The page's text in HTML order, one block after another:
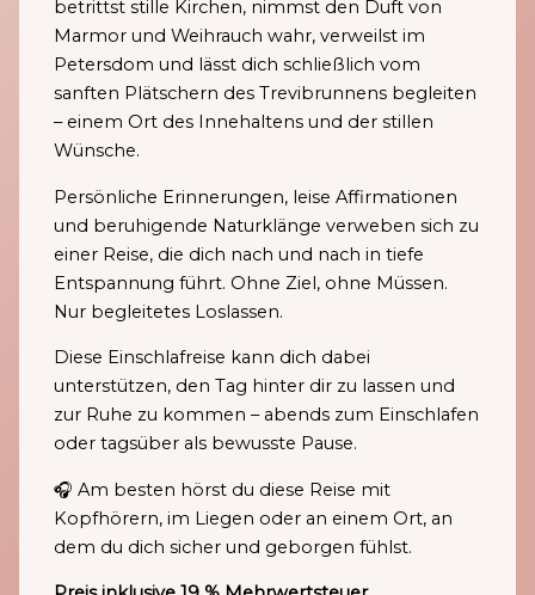
betrittst stille Kirchen, nimmst den Duft von
Marmor und Weihrauch wahr, verweilst im
Petersdom und lässt dich schließlich vom
sanften Plätschern des Trevibrunnens begleiten
– einem Ort des Innehaltens und der stillen
Wünsche.
Persönliche Erinnerungen, leise Affirmationen
und beruhigende Naturklänge verweben sich zu
einer Reise, die dich nach und nach in tiefe
Entspannung führt. Ohne Ziel, ohne Müssen.
Nur begleitetes Loslassen.
Diese Einschlafreise kann dich dabei
unterstützen, den Tag hinter dir zu lassen und
zur Ruhe zu kommen – abends zum Einschlafen
oder tagsüber als bewusste Pause.
🎧 Am besten hörst du diese Reise mit
Kopfhörern, im Liegen oder an einem Ort, an
dem du dich sicher und geborgen fühlst.